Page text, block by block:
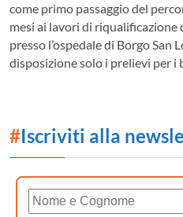
come primo passaggio del
mesi ai lavori di riqualificazione
presso l’ospedale di Borgo San
disposizione solo i prelievi per i
#Iscriviti alla